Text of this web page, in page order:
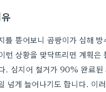
를 뜯어보니 곰팡이가 심해
런 상황을 맞닥뜨리면 계획
심지어 철거가 90% 완료된
넘게 늘어나기도 합니다. 이